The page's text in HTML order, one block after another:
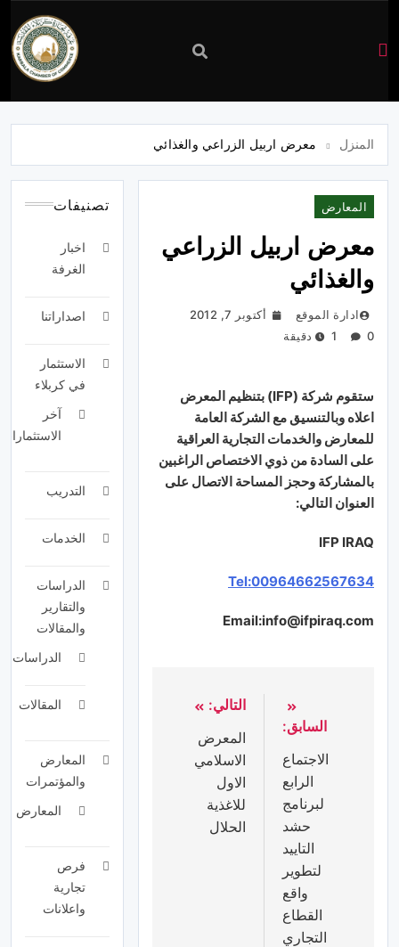
غرفة
كربلاء
المنزل معرض اربيل الزراعي والغذائي
المعارض
معرض اربيل الزراعي
والغذائي
ادارة الموقع
أكتوبر 7, 2012
0
1 دقيقة
ستقوم شركة (
IFP
) بتنظيم المعرض
اعلاه وبالتنسيق مع الشركة العامة
للمعارض والخدمات التجارية العراقية
على السادة من ذوي الاختصاص الراغبين
بالمشاركة وحجز المساحة الاتصال على
العنوان التالي:
IFP IRAQ
Tel:00964662567634
Email:info@ifpiraq.com
السابق:
الاجتماع
الرابع
لبرنامج
حشد
التاييد
لتطوير
واقع
القطاع
التجاري
التالي:
المعرض
الاسلامي
الاول
للاغذية
الحلال
تصنيفات
اخبار
الغرفة
اصداراتنا
الاستثمار
في كربلاء
آخر
الاستثمارات
التدريب
الخدمات
الدراسات
والتقارير
والمقالات
الدراسات
المقالات
المعارض
والمؤتمرات
المعارض
فرص
تجارية
واعلانات